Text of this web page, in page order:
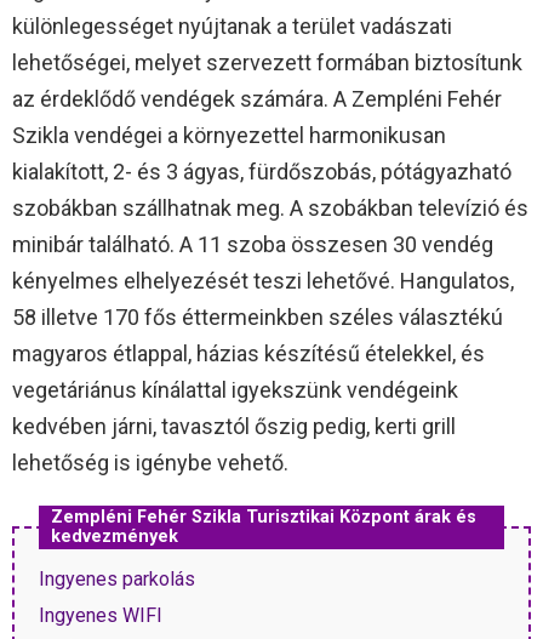
különlegességet nyújtanak a terület vadászati
lehetőségei, melyet szervezett formában biztosítunk
az érdeklődő vendégek számára. A Zempléni Fehér
Szikla vendégei a környezettel harmonikusan
kialakított, 2- és 3 ágyas, fürdőszobás, pótágyazható
szobákban szállhatnak meg. A szobákban televízió és
minibár található. A 11 szoba összesen 30 vendég
kényelmes elhelyezését teszi lehetővé. Hangulatos,
58 illetve 170 fős éttermeinkben széles választékú
magyaros étlappal, házias készítésű ételekkel, és
vegetáriánus kínálattal igyekszünk vendégeink
kedvében járni, tavasztól őszig pedig, kerti grill
lehetőség is igénybe vehető.
Zempléni Fehér Szikla Turisztikai Központ árak és
kedvezmények
Ingyenes parkolás
Ingyenes WIFI